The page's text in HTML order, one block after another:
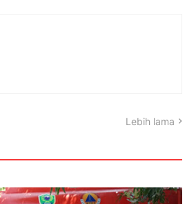
Lebih lama